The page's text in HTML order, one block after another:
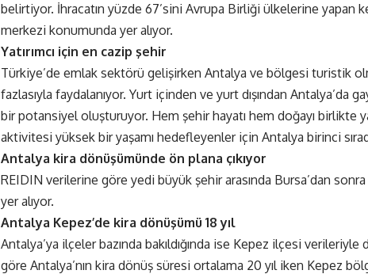
belirtiyor. İhracatın yüzde 67’sini Avrupa Birliği ülkelerine
merkezi konumunda yer alıyor.
Yatırımcı için en cazip şehir
Türkiye’de emlak sektörü gelişirken Antalya ve bölgesi turistik
fazlasıyla faydalanıyor. Yurt içinden ve yurt dışından Antalya’da
bir potansiyel oluşturuyor. Hem şehir hayatı hem doğayı birlikte
aktivitesi yüksek bir yaşamı hedefleyenler için Antalya birinci
Antalya kira dönüşümünde ön plana çıkıyor
REIDIN verilerine göre yedi büyük şehir arasında Bursa’dan sonra
yer alıyor.
Antalya Kepez’de kira dönüşümü 18 yıl
Antalya’ya ilçeler bazında bakıldığında ise Kepez ilçesi
göre Antalya’nın kira dönüş süresi ortalama 20 yıl iken Kepez